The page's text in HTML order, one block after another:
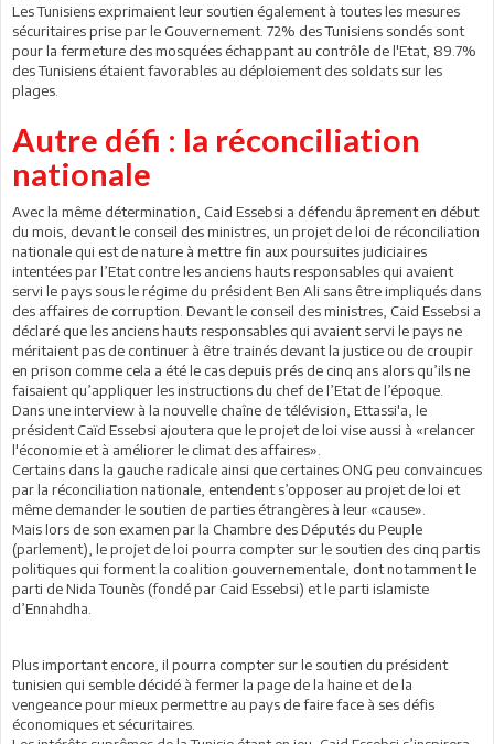
Les Tunisiens exprimaient leur soutien également à toutes les mesures
sécuritaires prise par le Gouvernement. 72% des Tunisiens sondés sont
pour la fermeture des mosquées échappant au contrôle de l'Etat, 89.7%
des Tunisiens étaient favorables au déploiement des soldats sur les
plages.
Autre défi : la réconciliation
nationale
Avec la même détermination, Caid Essebsi a défendu âprement en début
du mois, devant le conseil des ministres, un projet de loi de réconciliation
nationale qui est de nature à mettre fin aux poursuites judiciaires
intentées par l’Etat contre les anciens hauts responsables qui avaient
servi le pays sous le régime du président Ben Ali sans être impliqués dans
des affaires de corruption. Devant le conseil des ministres, Caid Essebsi a
déclaré que les anciens hauts responsables qui avaient servi le pays ne
méritaient pas de continuer à être trainés devant la justice ou de croupir
en prison comme cela a été le cas depuis prés de cinq ans alors qu’ils ne
faisaient qu’appliquer les instructions du chef de l’Etat de l’époque.
Dans une interview à la nouvelle chaîne de télévision, Ettassi'a, le
président Caïd Essebsi ajoutera que le projet de loi vise aussi à «relancer
l'économie et à améliorer le climat des affaires».
Certains dans la gauche radicale ainsi que certaines ONG peu convaincues
par la réconciliation nationale, entendent s’opposer au projet de loi et
même demander le soutien de parties étrangères à leur «cause».
Mais lors de son examen par la Chambre des Députés du Peuple
(parlement), le projet de loi pourra compter sur le soutien des cinq partis
politiques qui forment la coalition gouvernementale, dont notamment le
parti de Nida Tounès (fondé par Caid Essebsi) et le parti islamiste
d’Ennahdha.
Plus important encore, il pourra compter sur le soutien du président
tunisien qui semble décidé à fermer la page de la haine et de la
vengeance pour mieux permettre au pays de faire face à ses défis
économiques et sécuritaires.